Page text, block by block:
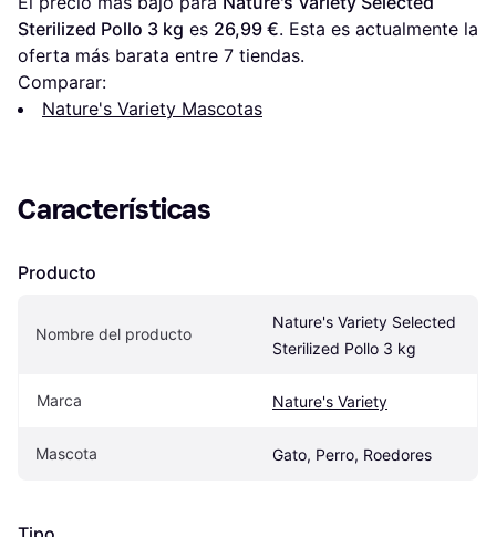
Sterilized Pollo 3 kg es 26,99 €. Esta es actualmente la
oferta más barata entre 7 tiendas.
Comparar:
Nature's Variety Mascotas
Características
Producto
Nombre del producto
Nature's Variety Selected
Sterilized Pollo 3 kg
Marca Nature's Variety
Mascota Gato, Perro, Roedores